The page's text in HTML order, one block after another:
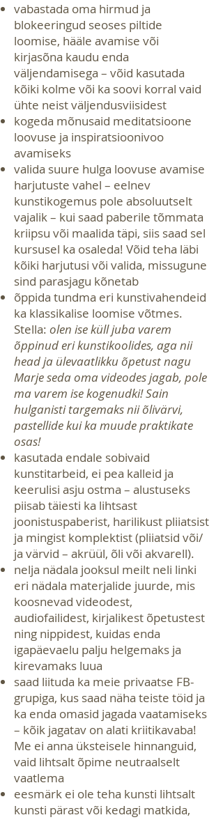
vabastada oma hirmud ja
blokeeringud seoses piltide
loomise, hääle avamise või
kirjasõna kaudu enda
väljendamisega – võid kasutada
kõiki kolme või ka soovi korral vaid
ühte neist väljendusviisidest
kogeda mõnusaid meditatsioone
loovuse ja inspiratsioonivoo
avamiseks
valida suure hulga loovuse avamise
harjutuste vahel – eelnev
kunstikogemus pole absoluutselt
vajalik – kui saad paberile tõmmata
kriipsu või maalida täpi, siis saad sel
kursusel ka osaleda! Võid teha läbi
kõiki harjutusi või valida, missugune
sind parasjagu kõnetab
õppida tundma eri kunstivahendeid
ka klassikalise loomise võtmes.
Stella: olen ise küll juba varem
õppinud eri kunstikoolides, aga nii
head ja ülevaatlikku õpetust nagu
Marje seda oma videodes jagab, pole
ma varem isekogenudki! Sain
hulganisti targemaks nii õlivärvi,
pastellide kui ka muude praktikate
osas!
kasutada endale sobivaid
kunstitarbeid, ei pea kalleid ja
keerulisi asju ostma – alustuseks
piisab täiesti ka lihtsast
joonistuspaberist, harilikust pliiatsist
ja mingist komplektist (pliiatsid või/
ja värvid – akrüül, õli või akvarell).
nelja nädala jooksul meilt neli linki
eri nädala materjalide juurde, mis
koosnevad videodest,
audiofailidest, kirjalikest õpetustest
ning nippidest, kuidas enda
igapäevaelu palju helgemaks ja
kirevamaks luua
saad liituda ka meie privaatse FB-
grupiga, kus saad näha teiste töid ja
ka enda omasid jagada vaatamiseks
– kõik jagatav on alati kriitikavaba!
Me ei anna üksteisele hinnanguid,
vaid lihtsalt õpime neutraalselt
vaatlema
eesmärk ei ole teha kunsti lihtsalt
kunsti pärast või kedagi matkida,